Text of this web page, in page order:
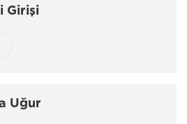
Girişi
Uğur